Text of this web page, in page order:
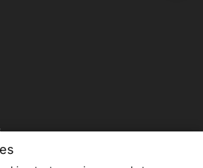
Política de privacidad